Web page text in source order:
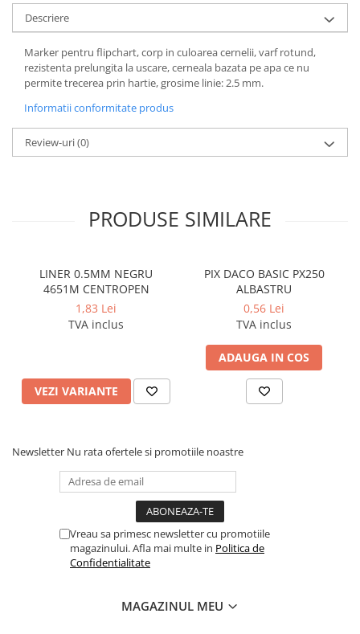
Vocabulare
Ierbare scolare
Etichete scolare
Acuarele, guase, tempera si
pensule
Accesorii pictura
Carioci
Ascutitori
Cerneala si rezerva pentru stilou
Plastilina
Echere, rigle, raportoare, compase,
Echere
Compas scolar
Truse geometrie
Markere permanente
Descriere
Marker pentru flipchart, corp in culoarea cernelii, varf rotund,
rezistenta prelungita la uscare, cerneala bazata pe apa ce nu
permite trecerea prin hartie, grosime linie: 2.5 mm.
Informatii conformitate produs
Review-uri(0)
PRODUSE SIMILARE
LINER 0.5MM NEGRU
4651M CENTROPEN
1,83 Lei
TVA inclus
VEZI VARIANTE
PIX DACO BASIC PX250
ALBASTRU
0,56 Lei
TVA inclus
ADAUGA IN COS
Newsletter Nu rata ofertele si promotiile noastre
Vreau sa primesc newsletter cu promotiile
magazinului. Afla mai multe in Politica de
Confidentialitate
MAGAZINUL MEU